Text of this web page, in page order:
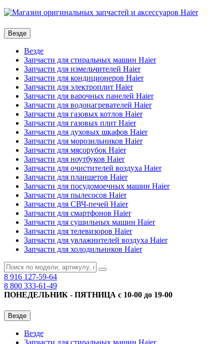
Везде
Везде
Запчасти для стиральных машин Haier
Запчасти для измельчителей Haier
Запчасти для кондиционеров Haier
Запчасти для электроплит Haier
Запчасти для варочных панелей Haier
Запчасти для водонагревателей Haier
Запчасти для газовых котлов Haier
Запчасти для газовых плит Haier
Запчасти для духовых шкафов Haier
Запчасти для морозильников Haier
Запчасти для мясорубок Haier
Запчасти для ноутбуков Haier
Запчасти для очистителей воздуха Haier
Запчасти для планшетов Haier
Запчасти для посудомоечных машин Haier
Запчасти для пылесосов Haier
Запчасти для СВЧ-печей Haier
Запчасти для смартфонов Haier
Запчасти для сушильных машин Haier
Запчасти для телевизоров Haier
Запчасти для увлажнителей воздуха Haier
Запчасти для холодильников Haier
8 916 127-59-64
8 800 333-61-49
ПОНЕДЕЛЬНИК - ПЯТНИЦА с 10-00 до 19-00
Везде
Везде
Запчасти для стиральных машин Haier